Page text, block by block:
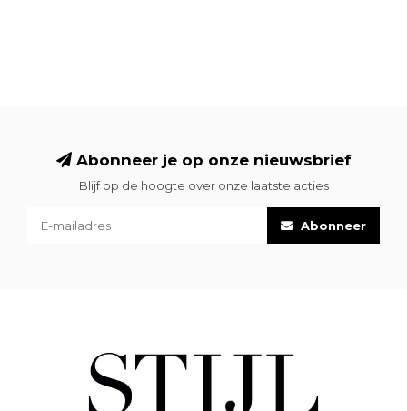
Abonneer je op onze nieuwsbrief
Blijf op de hoogte over onze laatste acties
Abonneer